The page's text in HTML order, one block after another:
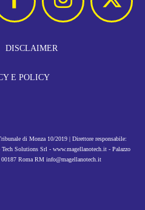
DISCLAIMER
E POLICY
di Monza 10/2019 | Direttore responsabile:
Solutions Srl - www.magellanotech.it - Palazzo
Roma RM info@magellanotech.it